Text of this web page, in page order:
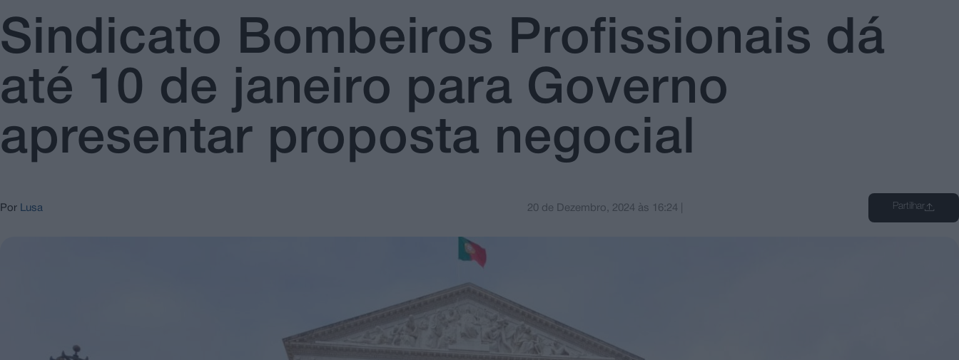
Sindicato Bombeiros Profissionais dá
até 10 de janeiro para Governo
apresentar proposta negocial
Por Lusa 20 de Dezembro, 2024 às 16:24 Partilhar